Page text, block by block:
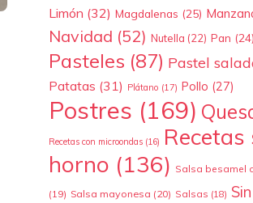
Limón (32) Magdalenas (25)
Navidad (52) Nutella (22) Pan (24)
Pasteles (87) Pastel
Patatas (31) Plátano (17) Pollo (27)
Postres (169)
Recetas con microondas(16) Recetas
horno (136) Salsa besamel
(19) Salsa mayonesa (20) Salsas (18)